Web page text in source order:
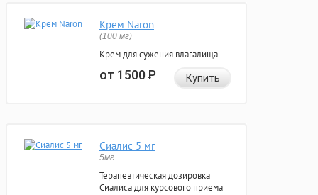
Крем Naron
(100 мг)
Крем для сужения влагалища
от 1500Р Купить
Сиалис 5 мг
5мг
Терапевтическая дозировка
Сиалиса для курсового приема